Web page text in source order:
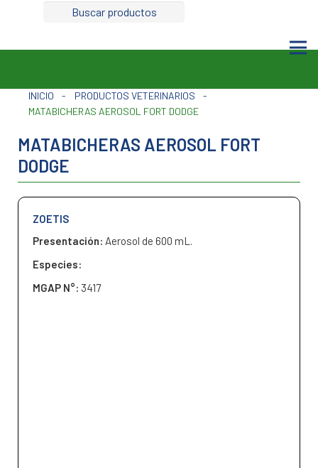
INICIO - PRODUCTOS VETERINARIOS
-
MATABICHERAS AEROSOL FORT DODGE
MATABICHERAS AEROSOL FORT
DODGE
ZOETIS
Presentación: Aerosol de 600 mL.
Especies:
MGAP N°: 3417